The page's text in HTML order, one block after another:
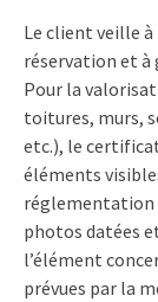
Le client veille
réservation et à
Pour la
toitures, murs,
etc.), le
éléments
réglementation
photos datées
l’élément
prévues par la